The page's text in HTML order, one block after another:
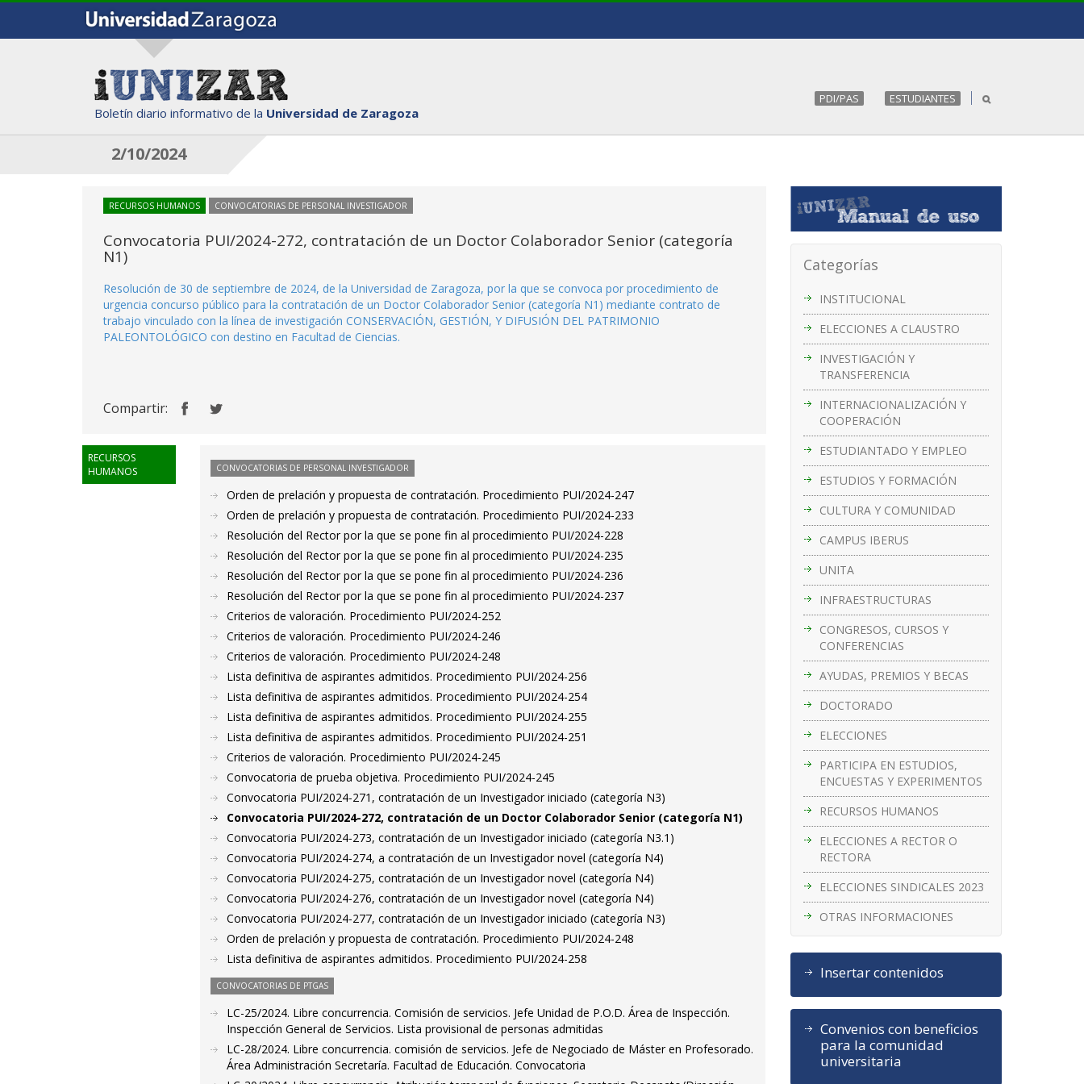
Boletín diario informativo de la Universidad de Zaragoza
PDI/PAS ESTUDIANTES
2/10/2024
Categorías
INSTITUCIONAL
ELECCIONES A CLAUSTRO
INVESTIGACIÓN Y
TRANSFERENCIA
INTERNACIONALIZACIÓN Y
COOPERACIÓN
ESTUDIANTADO Y EMPLEO
ESTUDIOS Y FORMACIÓN
CULTURA Y COMUNIDAD
CAMPUS IBERUS
UNITA
INFRAESTRUCTURAS
CONGRESOS, CURSOS Y
CONFERENCIAS
AYUDAS, PREMIOS Y BECAS
DOCTORADO
ELECCIONES
PARTICIPA EN ESTUDIOS,
ENCUESTAS Y EXPERIMENTOS
RECURSOS HUMANOS
ELECCIONES A RECTOR O
RECTORA
ELECCIONES SINDICALES 2023
OTRAS INFORMACIONES
Insertar contenidos
Convenios con beneficios
para la comunidad
universitaria
RECURSOS HUMANOS CONVOCATORIAS DE PERSONAL INVESTIGADOR
Convocatoria PUI/2024-272, contratación de un Doctor Colaborador Senior (categoría
N1)
Resolución de 30 de septiembre de 2024, de la Universidad de Zaragoza, por la que se convoca por procedimiento de
urgencia concurso público para la contratación de un Doctor Colaborador Senior (categoría N1) mediante contrato de
trabajo vinculado con la línea de investigación CONSERVACIÓN, GESTIÓN, Y DIFUSIÓN DEL PATRIMONIO
PALEONTOLÓGICO con destino en Facultad de Ciencias.
Compartir:
RECURSOS
HUMANOS
CONVOCATORIAS DE PERSONAL INVESTIGADOR
Orden de prelación y propuesta de contratación. Procedimiento PUI/2024-247
Orden de prelación y propuesta de contratación. Procedimiento PUI/2024-233
Resolución del Rector por la que se pone fin al procedimiento PUI/2024-228
Resolución del Rector por la que se pone fin al procedimiento PUI/2024-235
Resolución del Rector por la que se pone fin al procedimiento PUI/2024-236
Resolución del Rector por la que se pone fin al procedimiento PUI/2024-237
Criterios de valoración. Procedimiento PUI/2024-252
Criterios de valoración. Procedimiento PUI/2024-246
Criterios de valoración. Procedimiento PUI/2024-248
Lista definitiva de aspirantes admitidos. Procedimiento PUI/2024-256
Lista definitiva de aspirantes admitidos. Procedimiento PUI/2024-254
Lista definitiva de aspirantes admitidos. Procedimiento PUI/2024-255
Lista definitiva de aspirantes admitidos. Procedimiento PUI/2024-251
Criterios de valoración. Procedimiento PUI/2024-245
Convocatoria de prueba objetiva. Procedimiento PUI/2024-245
Convocatoria PUI/2024-271, contratación de un Investigador iniciado (categoría N3)
Convocatoria PUI/2024-272, contratación de un Doctor Colaborador Senior (categoría N1)
Convocatoria PUI/2024-273, contratación de un Investigador iniciado (categoría N3.1)
Convocatoria PUI/2024-274, a contratación de un Investigador novel (categoría N4)
Convocatoria PUI/2024-275, contratación de un Investigador novel (categoría N4)
Convocatoria PUI/2024-276, contratación de un Investigador novel (categoría N4)
Convocatoria PUI/2024-277, contratación de un Investigador iniciado (categoría N3)
Orden de prelación y propuesta de contratación. Procedimiento PUI/2024-248
Lista definitiva de aspirantes admitidos. Procedimiento PUI/2024-258
CONVOCATORIAS DE PTGAS
LC-25/2024. Libre concurrencia. Comisión de servicios. Jefe Unidad de P.O.D. Área de Inspección.
Inspección General de Servicios. Lista provisional de personas admitidas
LC-28/2024. Libre concurrencia. comisión de servicios. Jefe de Negociado de Máster en Profesorado.
Área Administración Secretaría. Facultad de Educación. Convocatoria